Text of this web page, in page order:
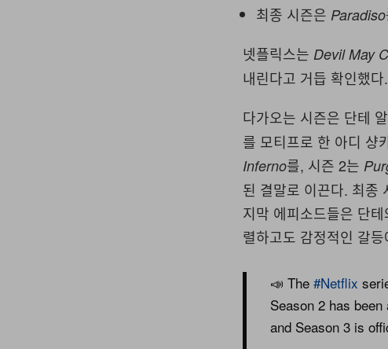
최종 시즌은 Paradiso
넷플릭스는 Devil May
내린다고 거듭 확인했다.
다가오는 시즌은 단테
를 모티프로 한 아디 샹
Inferno를, 시즌 2는
된 결말로 이끈다. 최종
지막 에피소드들은 단
렬하고도 감정적인 갈
📣 The#Netflix
Season 2 has
and Season 3 is